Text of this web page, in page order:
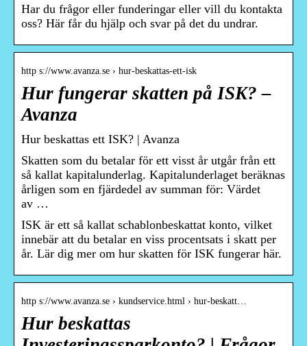
Har du frågor eller funderingar eller vill du kontakta
oss? Här får du hjälp och svar på det du undrar.
http s://www.avanza.se › hur-beskattas-ett-isk
Hur fungerar skatten på ISK? –
Avanza
Hur beskattas ett ISK? | Avanza
Skatten som du betalar för ett visst år utgår från ett
så kallat kapitalunderlag. Kapitalunderlaget beräknas
årligen som en fjärdedel av summan för: Värdet
av …
ISK är ett så kallat schablonbeskattat konto, vilket
innebär att du betalar en viss procentsats i skatt per
år. Lär dig mer om hur skatten för ISK fungerar här.
http s://www.avanza.se › kundservice.html › hur-beskatt…
Hur beskattas